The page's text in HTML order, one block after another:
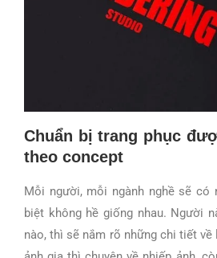
Chuẩn bị trang phục
theo concept
Mỗi người, mỗi ngành nghề sẽ có
biệt không hề giống nhau. Người
nào, thì sẽ nắm rõ những chi tiết